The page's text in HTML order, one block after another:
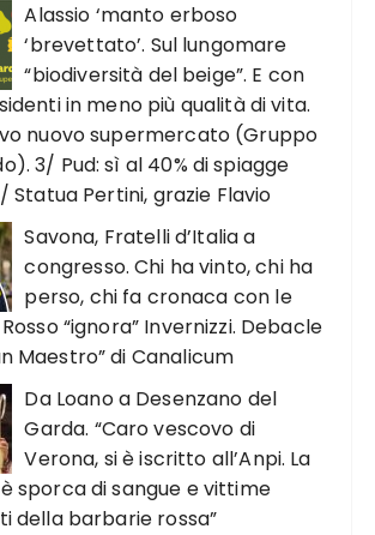
Alassio ‘manto erboso
‘brevettato’. Sul lungomare
“biodiversità del beige”. E con
in meno più qualità di vita.
nuovo supermercato (Gruppo
3/ Pud: sì al 40% di spiagge
Statua Pertini, grazie Flavio
Savona, Fratelli d’Italia a
congresso. Chi ha vinto, chi ha
perso, chi fa cronaca con le
Rosso “ignora” Invernizzi. Debacle
Maestro” di Canalicum
Da Loano a Desenzano del
Garda. “Caro vescovo di
Verona, si è iscritto all’Anpi. La
sporca di sangue e vittime
della barbarie rossa”